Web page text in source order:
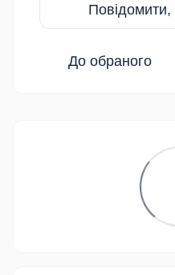
Повідомити,
До обраного